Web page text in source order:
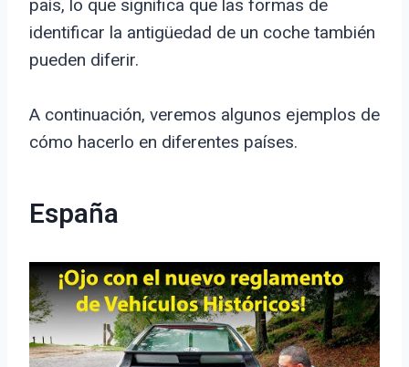
país, lo que significa que las formas de
identificar la antigüedad de un coche también
pueden diferir.
A continuación, veremos algunos ejemplos de
cómo hacerlo en diferentes países.
España